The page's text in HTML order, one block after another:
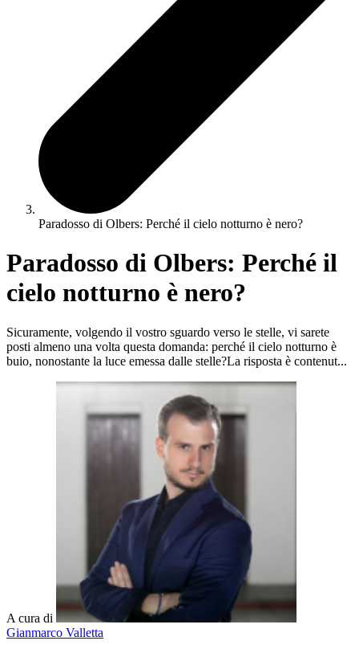
Paradosso di Olbers: Perché il cielo notturno è nero?
Paradosso di Olbers: Perché il
cielo notturno è nero?
Sicuramente, volgendo il vostro sguardo verso le stelle, vi sarete
posti almeno una volta questa domanda: perché il cielo notturno è
buio, nonostante la luce emessa dalle stelle?La risposta è contenut...
A cura di
Gianmarco Valletta